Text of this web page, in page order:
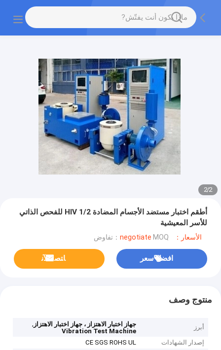
2
/
2
أطقم اختبار مستضد الأجسام المضادة HIV 1/2 للفحص الذاتي
للأسر المعيشية
الأسعار：negotiate MOQ：تفاوض
افضل سعر ﺎﺘﺼﻟ ﺍﻶﻧ
منتوج وصف
أبرز جهاز اختبار الاهتزاز ، جهاز اختبار الاهتزاز ,
Vibration Test Machine
إصدار الشهادات
CE SGS ROHS UL